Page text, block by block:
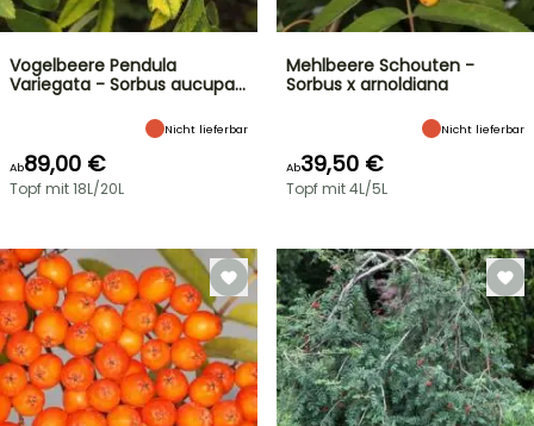
Vogelbeere Pendula
Variegata - Sorbus aucupa…
Nicht lieferbar
Ab89,00 €
Topf mit 18L/20L
Mehlbeere Schouten -
Sorbus x arnoldiana
Nicht lieferbar
Ab39,50 €
Topf mit 4L/5L